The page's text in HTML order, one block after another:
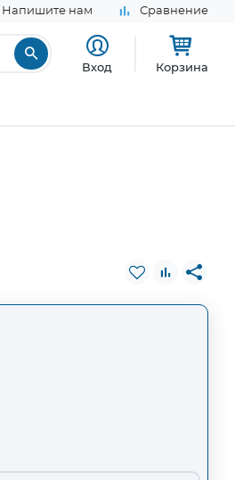
Напишите нам Сравнение
Вход Корзина